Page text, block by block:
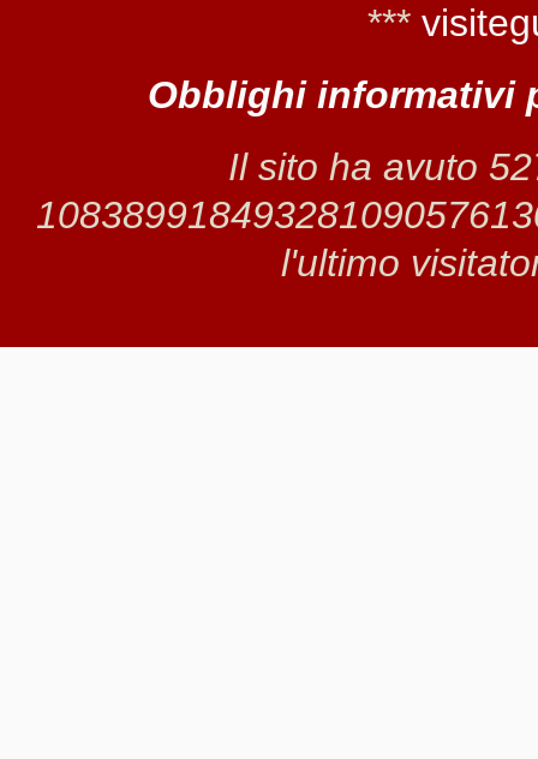
***
Obblighi informativi
Il sito ha avuto
l'ultimo